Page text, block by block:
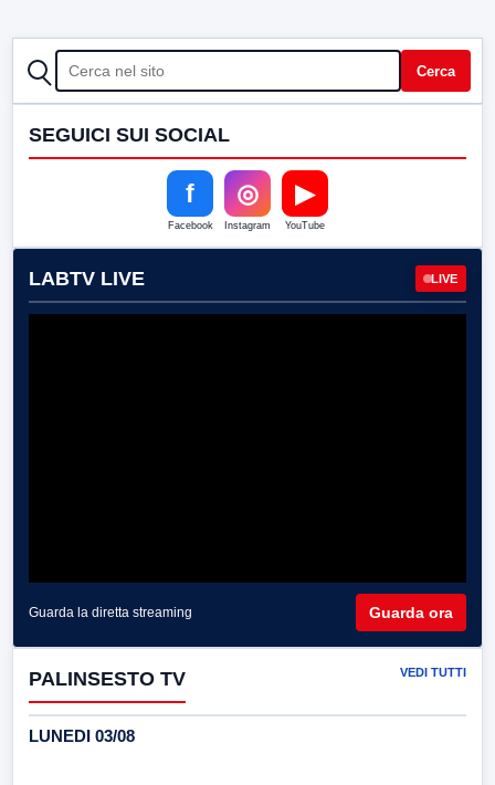
CERCA Cerca
SEGUICI SUI SOCIAL
f
Facebook
◎
Instagram
▶
YouTube
LABTV LIVE LIVE
Guarda la diretta streaming Guarda ora
PALINSESTO TV VEDI TUTTI
LUNEDI 03/08